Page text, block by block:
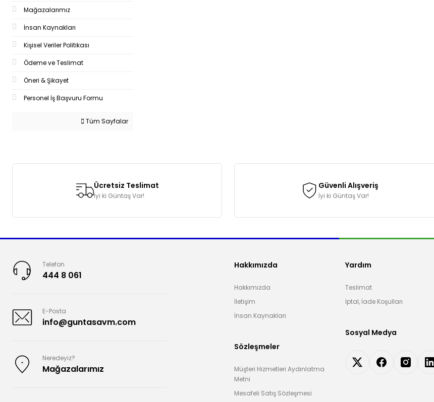
Mağazalarımız
İnsan Kaynakları
Kişisel Veriler Politikası
Ödeme ve Teslimat
Öneri & Şikayet
Personel İş Başvuru Formu
Tüm Sayfalar
Ücretsiz Teslimat
İyi ki Güntaş Var!
Güvenli Alışveriş
İyi ki Güntaş Var!
Telefon
444 8 061
E-Posta
info@guntasavm.com
Neredeyiz?
Mağazalarımız
Hakkımızda
Hakkımızda
İletişim
İnsan Kaynakları
Sözleşmeler
Müşteri Hizmetleri Aydınlatma
Metni
Mesafeli Satış Sözleşmesi
Yardım
Teslimat
İptal, İade Koşulları
Sosyal Medya